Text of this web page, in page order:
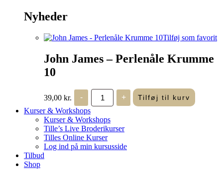
Nyheder
Tilføj som favorit
John James – Perlenåle Krumme
10
39,00 kr. -
John
James
-
Perlenåle
Krumme
10
antal
+ Tilføj til kurv
Kurser & Workshops
Kurser & Workshops
Tille’s Live Broderikurser
Tilles Online Kurser
Log ind på min kursusside
Tilbud
Shop